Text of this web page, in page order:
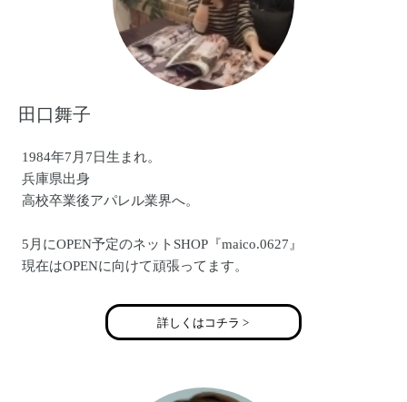
田口舞子
1984年7月7日生まれ。
兵庫県出身
高校卒業後アパレル業界へ。
5月にOPEN予定のネットSHOP『maico.0627』
現在はOPENに向けて頑張ってます。
http://ameblo.jp/maico0627
詳しくはコチラ >